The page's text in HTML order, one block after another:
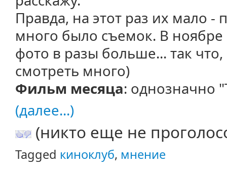
Правда, на этот раз их мало -
много было съемок. В ноябре
фото в разы больше... так
смотреть много)
Фильм месяца: однозначно
(далее...)
(никто еще не
Tagged киноклуб, мнение